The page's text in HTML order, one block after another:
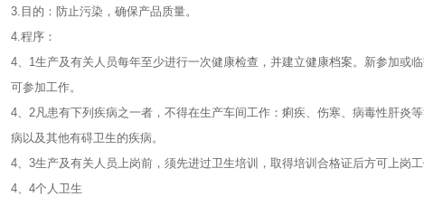
3.目的：防止污染，确保产品质量。
4.程序：
4、1生产及有关人员每年至少进行一次健康检查，并建立健康档案。新参加或
可参加工作。
4、2凡患有下列疾病之一者，不得在生产车间工作：痢疾、伤寒、病毒性肝炎
病以及其他有碍卫生的疾病。
4、3生产及有关人员上岗前，须先进过卫生培训，取得培训合格证后方可上岗工
4、4个人卫生